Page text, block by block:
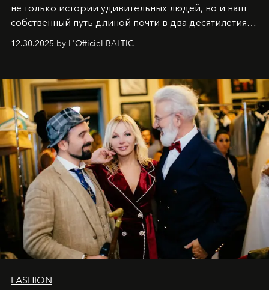
не только истории удивительных людей, но и наш
собственный путь длиной почти в два десятилетия.
Вместо привычного подведения итогов мы от всей
души говорим спасибо каждому, кто был с нами все
самыми искренними пожеланиями и теплом, ваша
командаL’Officiel Baltic .
12.30.2025 by L'Officiel BALTIC
FASHION